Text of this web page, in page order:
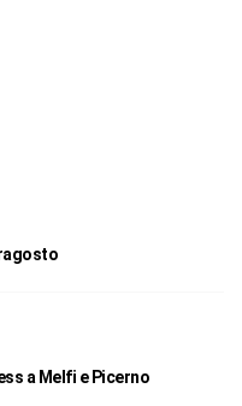
a Melfi e Picerno